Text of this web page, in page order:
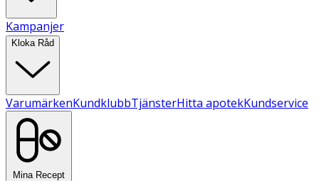
Kampanjer
Kloka Råd
VarumärkenKundklubbTjänsterHitta apotekKundservice
Mina Recept